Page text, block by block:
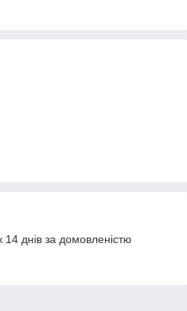
днів за домовленістю